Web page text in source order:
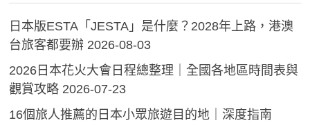
日本版ESTA「JESTA」是什麼？2028年上路，港澳
台旅客都要辦 2026-08-03
2026日本花火大會日程總整理｜全國各地區時間表與
觀賞攻略 2026-07-23
16個旅人推薦的日本小眾旅遊目的地｜深度指南